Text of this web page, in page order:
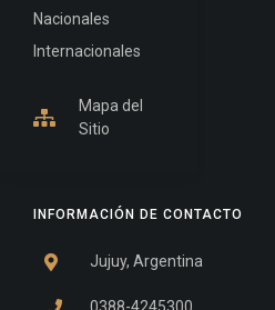
INFORMACIÓN DE CONTACTO
Jujuy, Argentina
Nacionales
Internacionales
Mapa del
Sitio